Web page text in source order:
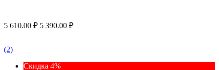
5 610.00 ₽ 5 390.00 ₽
(2)
Скидка 4%